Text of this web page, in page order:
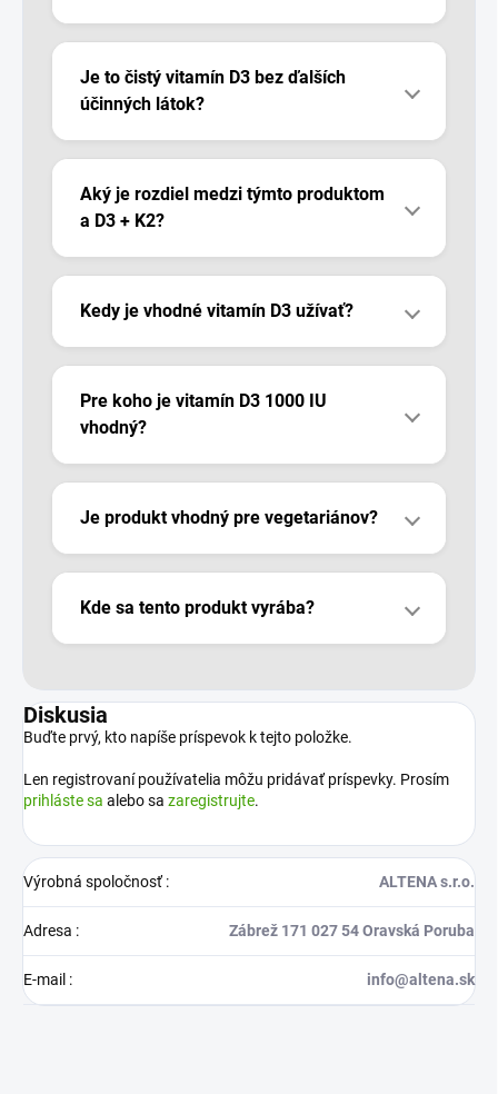
Je to čistý vitamín D3 bez ďalších
účinných látok?
Aký je rozdiel medzi týmto produktom
a D3 + K2?
Kedy je vhodné vitamín D3 užívať?
Pre koho je vitamín D3 1000 IU
vhodný?
Je produkt vhodný pre vegetariánov?
Kde sa tento produkt vyrába?
Diskusia
Buďte prvý, kto napíše príspevok k tejto položke.
Len registrovaní používatelia môžu pridávať príspevky. Prosím
prihláste sa alebo sa zaregistrujte.
Výrobná spoločnosť: ALTENA s.r.o.
Adresa : Zábrež 171 027 54 Oravská Poruba
E-mail : info@altena.sk